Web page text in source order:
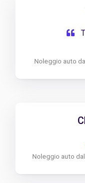
Noleggio auto
Noleggio auto